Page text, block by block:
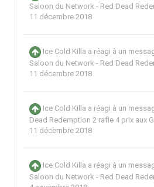
Saloon du Network - Red Dead
11 décembre 2018
Ice Cold Killa a réagi à un
Saloon du Network - Red Dead
11 décembre 2018
Ice Cold Killa a réagi à un
Dead Redemption 2 rafle 4 prix aux
11 décembre 2018
Ice Cold Killa a réagi à un
Saloon du Network - Red Dead